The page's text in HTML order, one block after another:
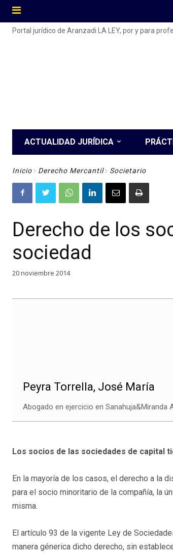
Portal jurídico de Aranzadi LA LEY, por y para
ACTUALIDAD JURÍDICA
Inicio Derecho Mercantil Societario
Derecho de los
sociedad
20 noviembre 2014
Peyra Torrella, José María
Abogado en ejercicio en Sanahuja&Miranda
Los socios de las sociedades de capital
En la mayoría de los casos, el derecho a la
para el socio minoritario de la compañía, la
misma.
El artículo 93 de la vigente Ley de
manera génerica dicho derecho, sin